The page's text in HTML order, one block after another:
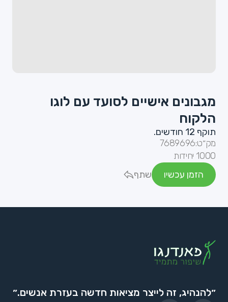
מגבונים אישיים לסועד עם לוגו
הלקוח
תוקף 12 חודשים.
מק״ט:7689696
1000 יחידות
הזמן עכשיו
שתף
״להנהיג, זה לייצר מציאות חדשה בעזרת אנשים.״